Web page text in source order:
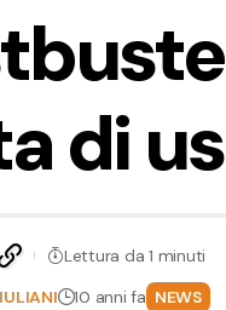
di
10 anni fa NEWS
Lettura da 1 minuti